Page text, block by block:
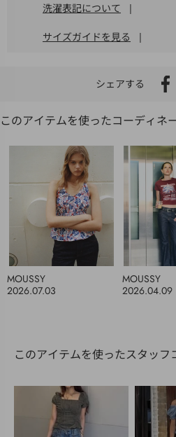
洗濯表記について |
サイズガイドを見る |
シェアする
このアイテムを使ったコーディネ
2026.07.03
MOUSSY
2026.04.09
MOUSSY
このアイテムを使ったスタッフ